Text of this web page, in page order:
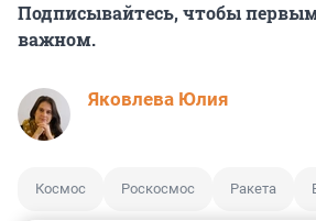
Подписывайтесь, чтобы
важном.
Яковлева Юлия
Космос Роскосмос Ракета